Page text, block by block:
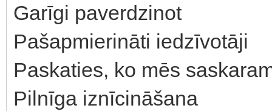
Garīgi paverdzinot
Pašapmierināti iedzīvotāji
Paskaties, ko mēs
Pilnīga iznīcināšana